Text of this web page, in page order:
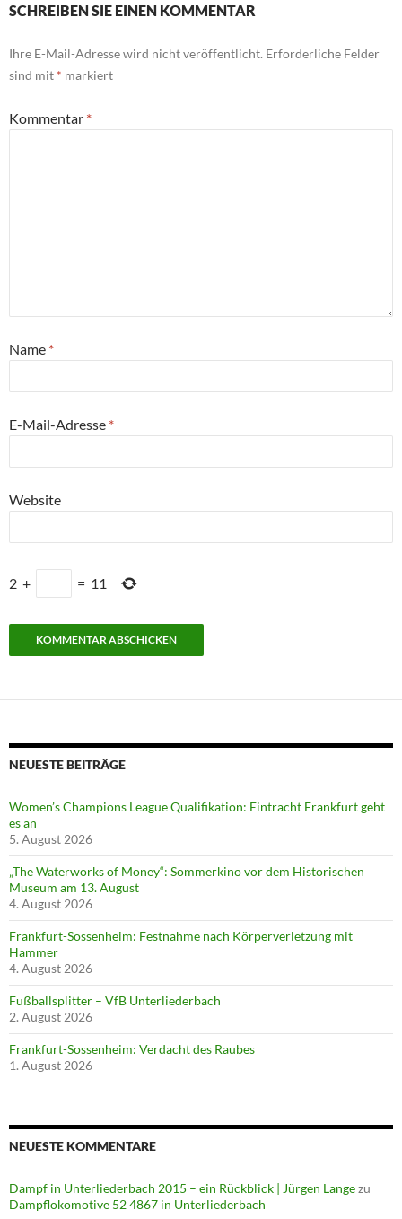
SCHREIBEN SIE EINEN KOMMENTAR
Ihre E-Mail-Adresse wird nicht veröffentlicht. Erforderliche Felder
sind mit * markiert
Kommentar *
Name *
E-Mail-Adresse *
Website
2 + = 11
NEUESTE BEITRÄGE
Women’s Champions League Qualifikation: Eintracht Frankfurt geht
es an
5. August 2026
„The Waterworks of Money“: Sommerkino vor dem Historischen
Museum am 13. August
4. August 2026
Frankfurt-Sossenheim: Festnahme nach Körperverletzung mit
Hammer
4. August 2026
Fußballsplitter – VfB Unterliederbach
2. August 2026
Frankfurt-Sossenheim: Verdacht des Raubes
1. August 2026
NEUESTE KOMMENTARE
Dampf in Unterliederbach 2015 – ein Rückblick | Jürgen Langezu
Dampflokomotive 52 4867 in Unterliederbach